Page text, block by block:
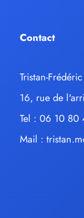
Contact
Tristan-
16, rue de
Tel : 06 10 80
Mail :